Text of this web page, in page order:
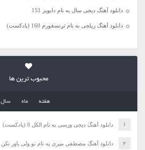
دانلود آهنگ دیجی سال به نام دابویز 151
دانلود آهنگ ریلجی به نام ترنسفورم 160 (پادکست)
محبوب ترین ها
هفته ماه سال
دانلود آهنگ دیجی ورسی به نام الکل 8 (پادکست)
دانلود آهنگ مصطفی میری به نام تو ولی باور نکن